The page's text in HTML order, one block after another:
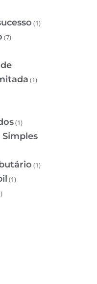
(1)
(7)
(1)
(1)
(1)
(1)